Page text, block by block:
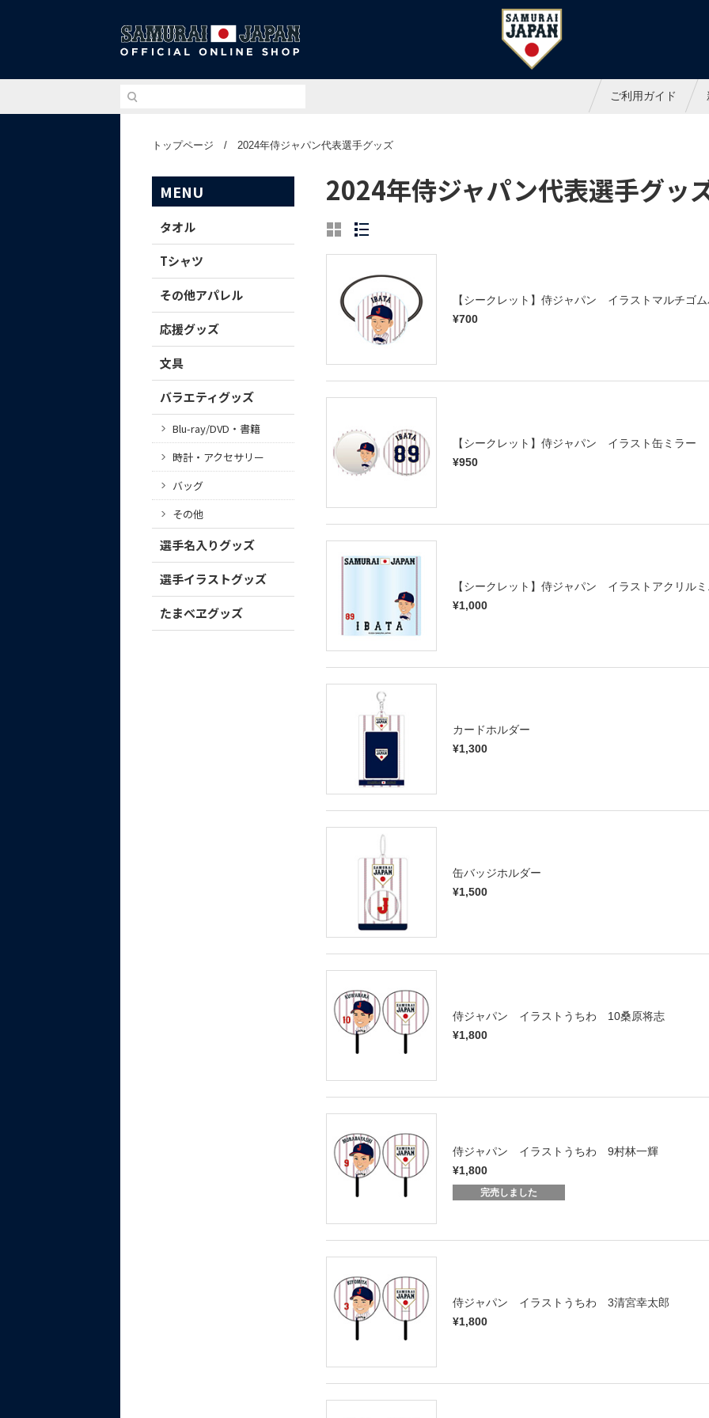
侍ジャパンオフィシャルオンラインシ
ご利用ガイド
トップページ / 2024年侍ジャパン代表選手グッズ
MENU
タオル
Tシャツ
その他アパレル
応援グッズ
文具
バラエティグッズ
Blu-ray/DVD・書籍
時計・アクセサリー
バッグ
その他
選手名入りグッズ
選手イラストグッズ
たまべヱグッズ
2024年侍ジャパン代表選手グッ
【シークレット】侍ジャパン イラストマルチゴ
¥700
【シークレット】侍ジャパン イラスト缶ミラー
¥950
【シークレット】侍ジャパン イラストアクリル
¥1,000
カードホルダー
¥1,300
缶バッジホルダー
¥1,500
侍ジャパン イラストうちわ 10桑原将志
¥1,800
侍ジャパン イラストうちわ 9村林一輝
¥1,800
完売しました
侍ジャパン イラストうちわ 3清宮幸太郎
¥1,800